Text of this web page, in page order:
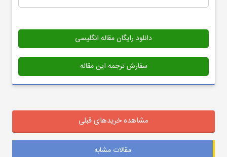
دانلود رایگان مقاله انگلیسی
سفارش ترجمه این مقاله
مشاهده خریدهای قبلی
مقالات مشابه